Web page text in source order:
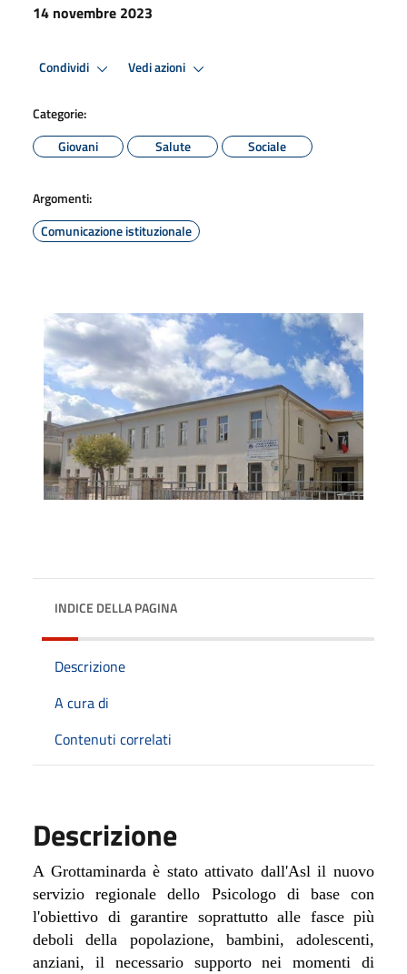
14 novembre 2023
Condividi Vedi azioni
Categorie:
Giovani
Salute Sociale
Argomenti:
Comunicazione istituzionale
INDICE DELLA PAGINA
Descrizione
A cura di
Contenuti correlati
Descrizione
A Grottaminarda è stato attivato dall'Asl il nuovo
servizio regionale dello Psicologo di base con
l'obiettivo di garantire soprattutto alle fasce più
deboli della popolazione, bambini, adolescenti,
anziani, il necessario supporto nei momenti di